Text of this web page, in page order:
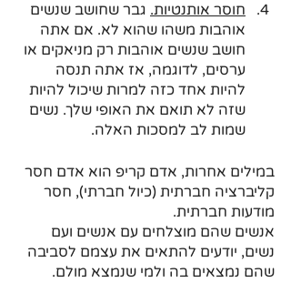
חוסר אותנטיות. גבר שחושב שנשים
אוהבות משהו שהוא לא. אם אתה
חושב שנשים אוהבות רק מניאקים או
ערסים, לדוגמה, אז אתה תנסה
להיות אחד כזה למרות שיכול להיות
שזה לא תואם את האופי שלך. נשים
שמות לב למסכות האלה.
במילים אחרות, אדם קריפ הוא אדם חסר
קליברציה חברתית (כיול חברתי), חסר
מודעות חברתית.
אנשים שהם מוצלחים עם אנשים ועם
נשים, יודעים להתאים את עצמם לסביבה
שהם נמצאים בה ולמי שנמצא מולם.